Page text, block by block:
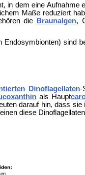
in dem eine Aufnahme
Maße reduziert
die Braunalgen,
sind
Dinoflagellaten-
als Haupt
darauf hin, dass
diese